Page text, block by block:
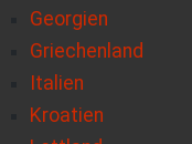
Georgien
Griechenland
Italien
Kroatien